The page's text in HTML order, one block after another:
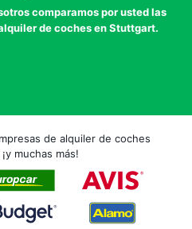
comparamos por usted las
de coches en Stuttgart.
de alquiler de coches
muchas más!